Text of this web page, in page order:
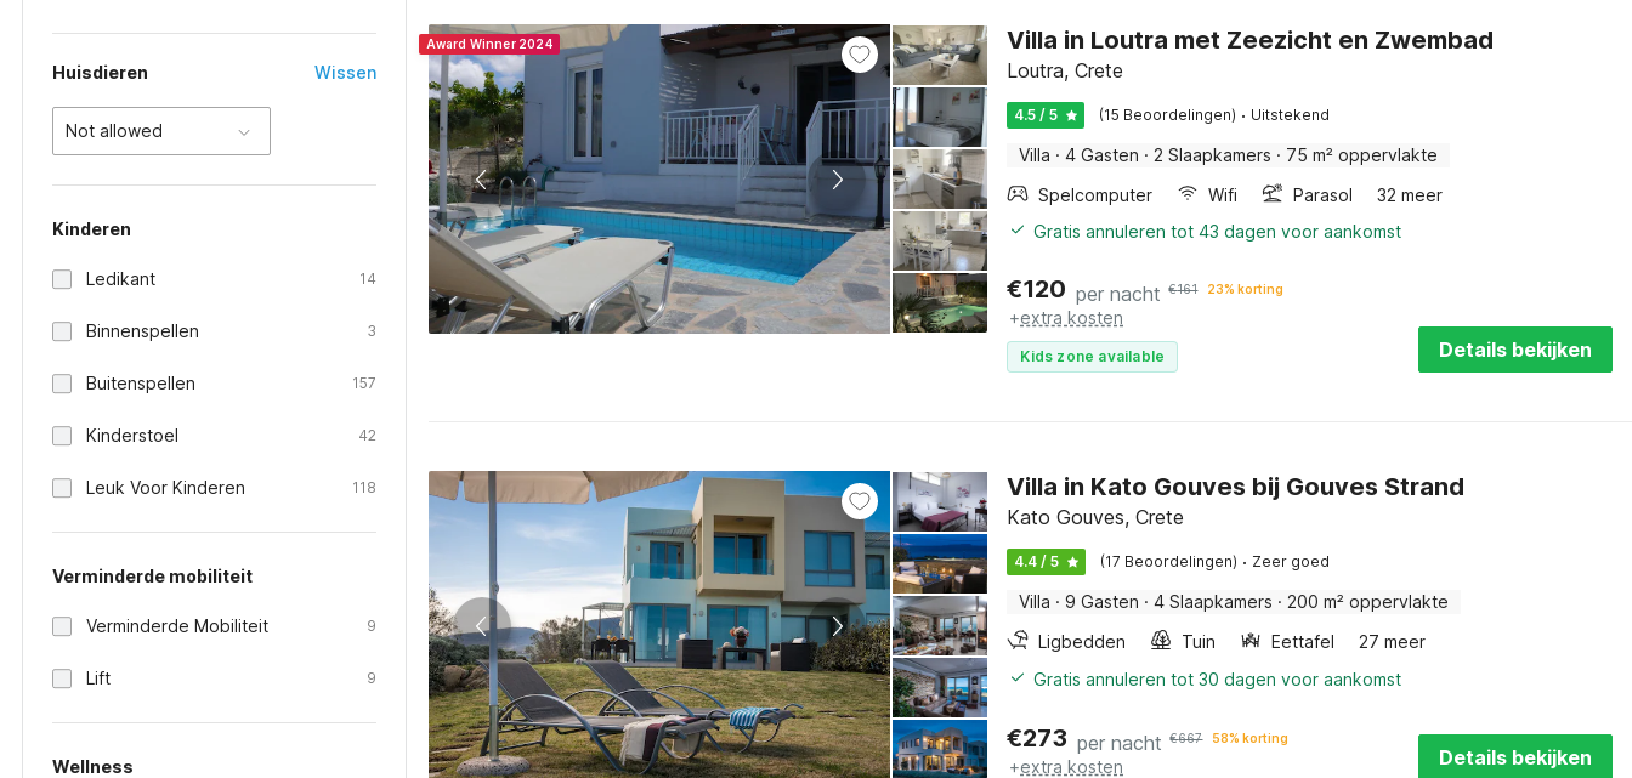
Huisdieren Wissen
Not allowed
Kinderen
Ledikant 14
Binnenspellen 3
Buitenspellen 157
Kinderstoel 42
Leuk Voor Kinderen 118
Verminderde mobiliteit
Verminderde Mobiliteit 9
Lift 9
Wellness
Award Winner 2024 Villa in Loutra met Zeezicht en Zwembad
Loutra, Crete
4.5 / 5 (15 Beoordelingen) · Uitstekend
Villa · 4 Gasten · 2 Slaapkamers · 75 m² oppervlakte
Spelcomputer
Wifi Parasol
32 meer
Gratis annuleren tot 43 dagen voor aankomst
€120 per nacht €161 23% korting
+extra kosten
Kids zone available Details bekijken
Villa in Kato Gouves bij Gouves Strand
Kato Gouves, Crete
4.4 / 5 (17 Beoordelingen) · Zeer goed
Villa · 9 Gasten · 4 Slaapkamers · 200 m² oppervlakte
Ligbedden
Tuin Eettafel
27 meer
Gratis annuleren tot 30 dagen voor aankomst
€273 per nacht €667 58% korting
+extra kosten Details bekijken